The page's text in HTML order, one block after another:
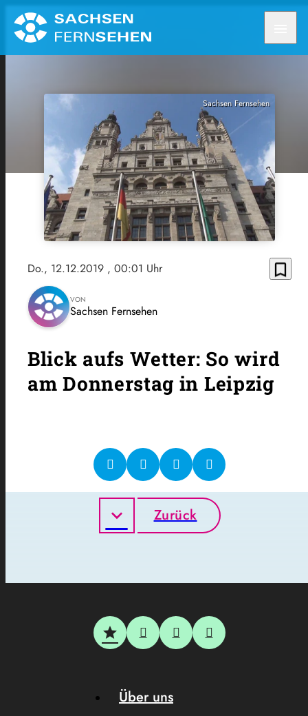
Sachsen Fernsehen
Do., 12.12.2019 , 00:01 Uhr bookmark_border
VON
Sachsen Fernsehen
Blick aufs Wetter: So wird
am Donnerstag in Leipzig
Zurück
Über uns